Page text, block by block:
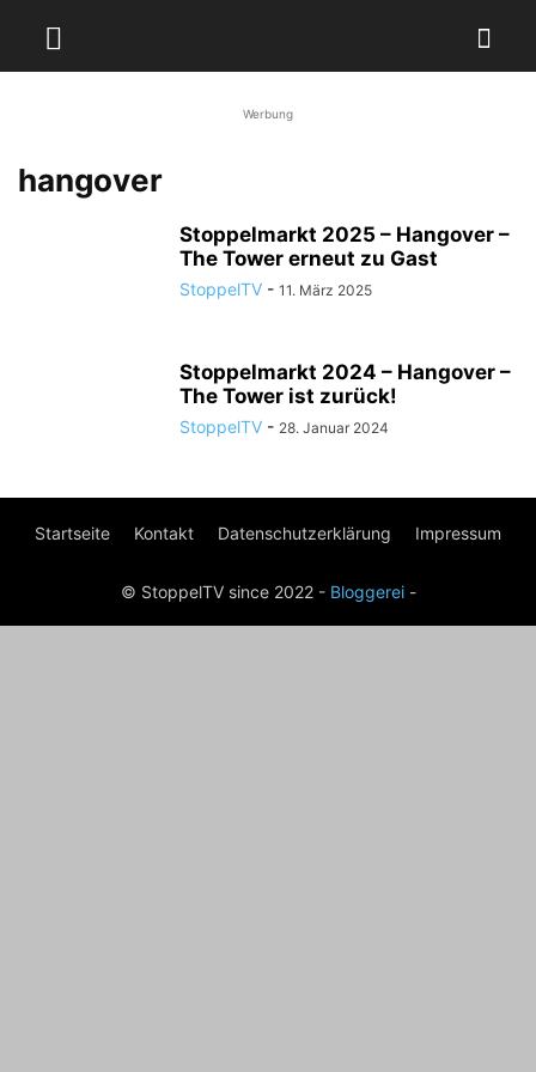
Werbung
hangover
Stoppelmarkt 2025 – Hangover –
The Tower erneut zu Gast
StoppelTV - 11. März 2025
Stoppelmarkt 2024 – Hangover –
The Tower ist zurück!
StoppelTV - 28. Januar 2024
Startseite Kontakt Datenschutzerklärung Impressum
© StoppelTV since 2022 - Bloggerei-